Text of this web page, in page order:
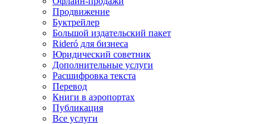
Продвижение
Буктрейлер
Большой издательский пакет
Rideró для бизнеса
Юридический советник
Дополнительные услуги
Расшифровка текста
Перевод
Книги в аэропортах
Публикация
Все услуги